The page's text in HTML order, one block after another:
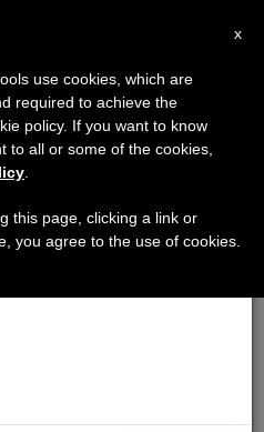
×
haremos la pausa
en el periodo de verano
y también el
x
use cookies, which are
required to achieve the
policy. If you want to know
to all or some of the cookies,
this page, clicking a link or
you agree to the use of cookies.